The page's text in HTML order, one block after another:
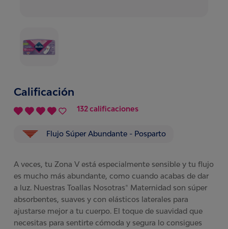
Calificación
132 calificaciones
Flujo Súper Abundante - Posparto
A veces, tu Zona V está especialmente sensible y tu flujo
es mucho más abundante, como cuando acabas de dar
a luz. Nuestras Toallas Nosotras® Maternidad son súper
absorbentes, suaves y con elásticos laterales para
ajustarse mejor a tu cuerpo. El toque de suavidad que
necesitas para sentirte cómoda y segura lo consigues